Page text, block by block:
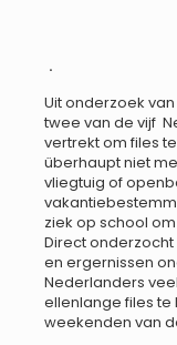
.
Uit onderzoek
twee van de vijf
vertrekt om files
überhaupt niet
vliegtuig of
ziek op school
Direct
en ergernissen
Nederlanders
ellenlange files te
weekenden van